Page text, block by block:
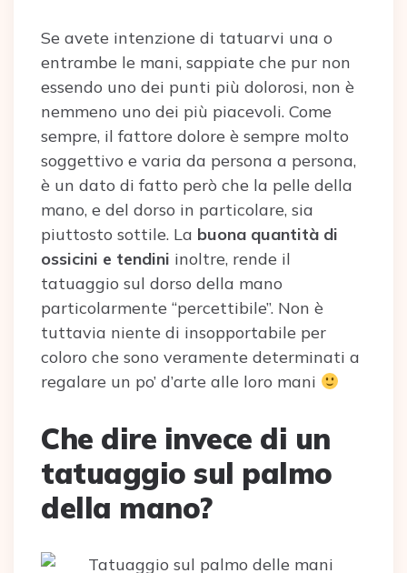
Se avete intenzione di tatuarvi una o
entrambe le mani, sappiate che pur non
essendo uno dei punti più dolorosi, non è
nemmeno uno dei più piacevoli. Come
sempre, il fattore dolore è sempre molto
soggettivo e varia da persona a persona,
è un dato di fatto però che la pelle della
mano, e del dorso in particolare, sia
piuttosto sottile. La buona quantità di
ossicini e tendini inoltre, rende il
tatuaggio sul dorso della mano
particolarmente “percettibile”. Non è
tuttavia niente di insopportabile per
coloro che sono veramente determinati a
regalare un po’ d’arte alle loro mani
Che dire invece di un
tatuaggio sul palmo
della mano?